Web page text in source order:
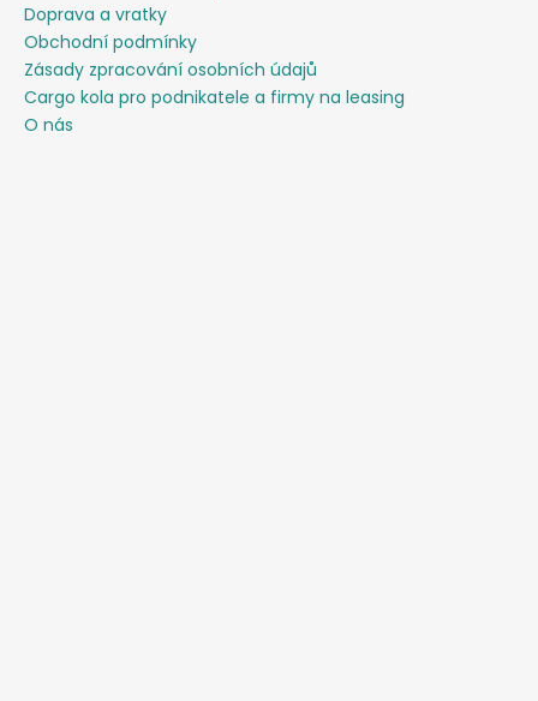
Doprava a vratky
Obchodní podmínky
Zásady zpracování osobních údajů
Cargo kola pro podnikatele a firmy na leasing
O nás